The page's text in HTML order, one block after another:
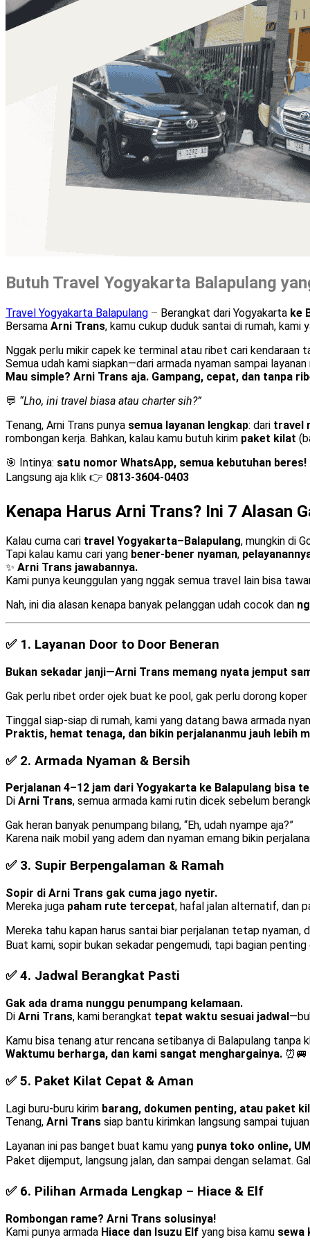
Butuh Travel Yogyakarta Balapulang
Travel Yogyakarta Balapulang – Berangkat dari Yogyakarta ke
Bersama Arni Trans, kamu cukup duduk santai di rumah, kami
Nggak perlu mikir capek ke terminal atau ribet cari kendaraan
Semua udah kami siapkan—dari armada nyaman sampai layanan
Mau simple? Arni Trans aja. Gampang, cepat, dan tanpa
💬 “Lho, ini travel biasa atau charter sih?”
Tenang, Arni Trans punya semua layanan lengkap: dari travel
rombongan kerja. Bahkan, kalau kamu butuh kirim paket kilat
🎯 Intinya: satu nomor WhatsApp, semua kebutuhan beres!
Langsung aja klik 👉 0813-3604-0403
Kenapa Harus Arni Trans? Ini 7 Alasan
Kalau cuma cari travel Yogyakarta–Balapulang, mungkin di
Tapi kalau kamu cari yang bener-bener nyaman,
✨ Arni Trans jawabannya.
Kami punya keunggulan yang nggak semua travel lain bisa
Nah, ini dia alasan kenapa banyak pelanggan udah cocok dan
✅ 1. Layanan Door to Door Beneran
Bukan sekadar janji—Arni Trans memang nyata jemput
Gak perlu ribet order ojek buat ke pool, gak perlu dorong
Tinggal siap-siap di rumah, kami yang datang bawa armada
Praktis, hemat tenaga, dan bikin perjalananmu jauh lebih
✅ 2. Armada Nyaman & Bersih
Perjalanan 4–12 jam dari Yogyakarta ke Balapulang bisa
Di Arni Trans, semua armada kami rutin dicek sebelum
Gak heran banyak penumpang bilang, “Eh, udah nyampe aja?”
Karena naik mobil yang adem dan nyaman emang bikin
✅ 3. Supir Berpengalaman & Ramah
Sopir di Arni Trans gak cuma jago nyetir.
Mereka juga paham rute tercepat, hafal jalan alternatif, dan
Mereka tahu kapan harus santai biar perjalanan tetap nyaman,
Buat kami, sopir bukan sekadar pengemudi, tapi bagian
✅ 4. Jadwal Berangkat Pasti
Gak ada drama nunggu penumpang kelamaan.
Di Arni Trans, kami berangkat tepat waktu sesuai jadwal
Kamu bisa tenang atur rencana setibanya di Balapulang tanpa
Waktumu berharga, dan kami sangat menghargainya. ⏰🚐
✅ 5. Paket Kilat Cepat & Aman
Lagi buru-buru kirim barang, dokumen penting, atau paket
Tenang, Arni Trans siap bantu kirimkan langsung sampai
Layanan ini pas banget buat kamu yang punya toko online,
Paket dijemput, langsung jalan, dan sampai dengan selamat.
✅ 6. Pilihan Armada Lengkap – Hiace & Elf
Rombongan rame? Arni Trans solusinya!
Kami punya armada Hiace dan Isuzu Elf yang bisa kamu sewa